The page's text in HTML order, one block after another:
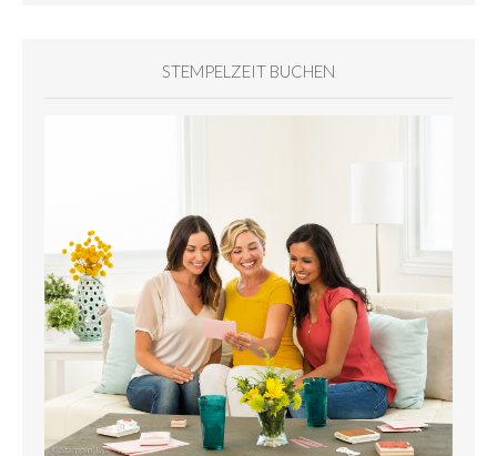
STEMPELZEIT BUCHEN